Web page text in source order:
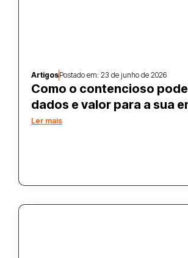
ArtigosPostado em: 23 de junho de 2026
Como o contencioso
dados e valor para a sua
Ler mais